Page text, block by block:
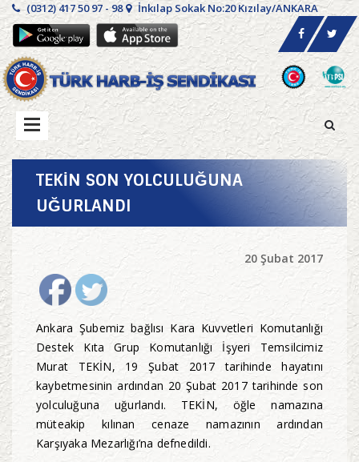
(0312) 417 50 97 - 98 İnkılap Sokak No:20 Kızılay/ANKARA
TEKİN SON YOLCULUĞUNA
UĞURLANDI
20 Şubat 2017
Ankara Şubemiz bağlısı Kara Kuvvetleri Komutanlığı
Destek Kıta Grup Komutanlığı İşyeri Temsilcimiz
Murat TEKİN, 19 Şubat 2017 tarihinde hayatını
kaybetmesinin ardından 20 Şubat 2017 tarihinde son
yolculuğuna uğurlandı. TEKİN, öğle namazına
müteakip kılınan cenaze namazının ardından
Karşıyaka Mezarlığı’na defnedildi.